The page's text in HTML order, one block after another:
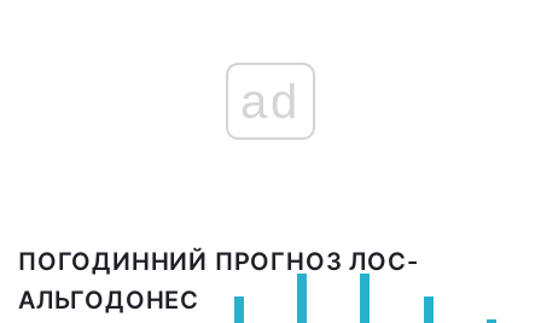
ad
ПОГОДИННИЙ ПРОГНОЗ ЛОС-
АЛЬГОДОНЕС